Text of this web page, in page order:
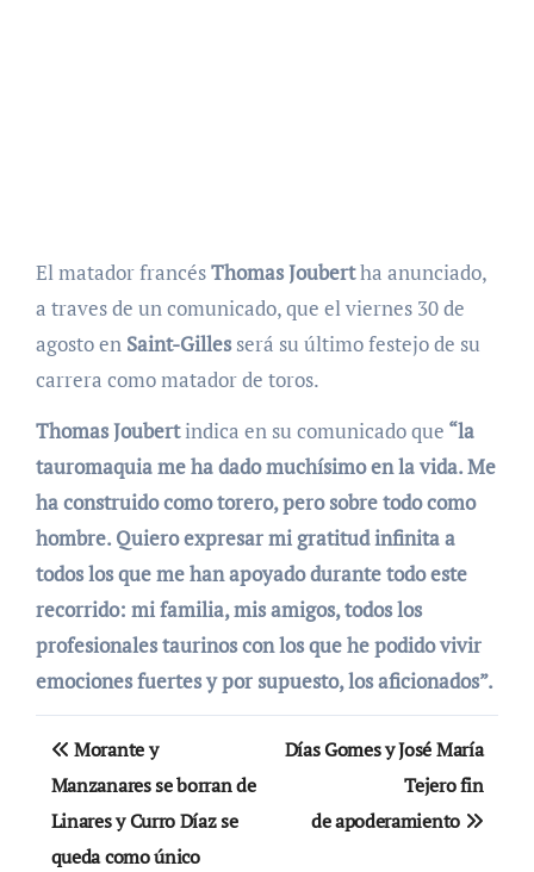
El matador francésThomas Joubertha anunciado,
a traves de un comunicado, que el viernes 30 de
agosto enSaint-Gillesserá su último festejo de su
carrera como matador de toros.
Thomas Joubertindica en su comunicado que “la
tauromaquia me ha dado muchísimo en la vida. Me
ha construido como torero, pero sobre todo como
hombre. Quiero expresar mi gratitud infinita a
todos los que me han apoyado durante todo este
recorrido: mi familia, mis amigos, todos los
profesionales taurinos con los que he podido vivir
emociones fuertes y por supuesto, los aficionados”.
Navegación
de
entradas
Morante y
Manzanares se borran de
Linares y Curro Díaz se
queda como único
Días Gomes y José María
Tejero fin
de apoderamiento